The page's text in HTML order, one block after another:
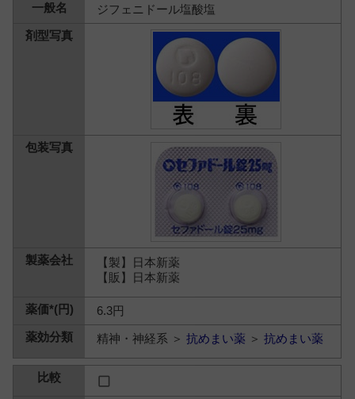
ジフェニドール塩酸塩
【製】日本新薬
【販】日本新薬
6.3円
精神・神経系 ＞抗めまい薬 ＞抗めまい薬